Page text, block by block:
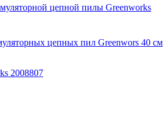
цепной пилы Greenworks
цепных пил Greenwors 40 см
2008807